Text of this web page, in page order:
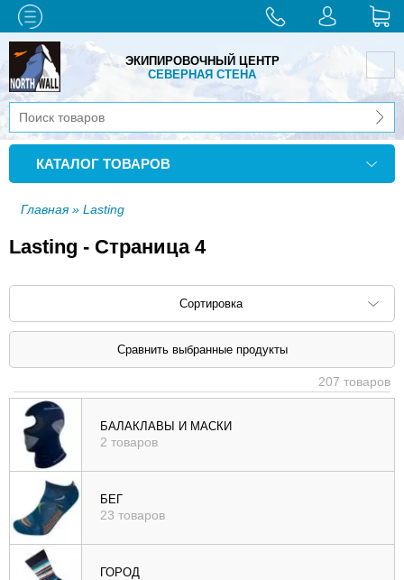
ЭКИПИРОВОЧНЫЙ ЦЕНТР
СЕВЕРНАЯ СТЕНА
КАТАЛОГ ТОВАРОВ
Главная» Lasting
Lasting - Страница 4
Сортировка
Сортировать по: наименованию (
убыв
), цене (
возр
|
убыв
возр
207 товаров
БАЛАКЛАВЫ И МАСКИ
2 товаров
БЕГ
23 товаров
ГОРОД